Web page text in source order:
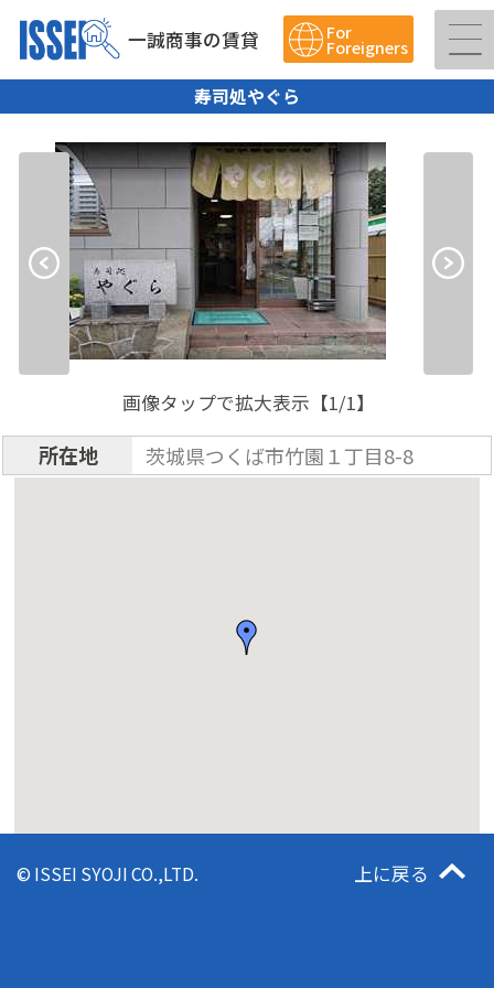
一誠商事の賃貸 For
Foreigners
寿司処やぐら
画像タップで拡大表示【1/1】
所在地 茨城県つくば市竹園１丁目8-8
© ISSEI SYOJI CO.,LTD. 上に戻る